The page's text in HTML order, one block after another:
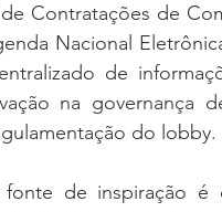
Contratações de
Nacional
de
na governança
do lobby.
de inspiração é